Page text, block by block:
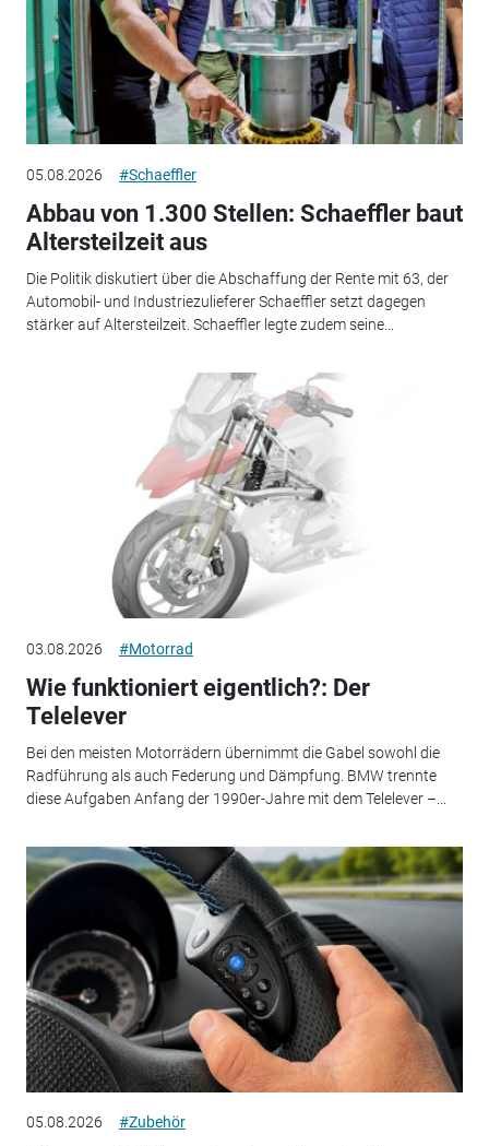
05.08.2026 #Schaeffler
Abbau von 1.300 Stellen: Schaeffler baut
Altersteilzeit aus
Die Politik diskutiert über die Abschaffung der Rente mit 63, der
Automobil- und Industriezulieferer Schaeffler setzt dagegen
stärker auf Altersteilzeit. Schaeffler legte zudem seine...
03.08.2026 #Motorrad
Wie funktioniert eigentlich?: Der
Telelever
Bei den meisten Motorrädern übernimmt die Gabel sowohl die
Radführung als auch Federung und Dämpfung. BMW trennte
diese Aufgaben Anfang der 1990er-Jahre mit dem Telelever –...
05.08.2026 #Zubehör